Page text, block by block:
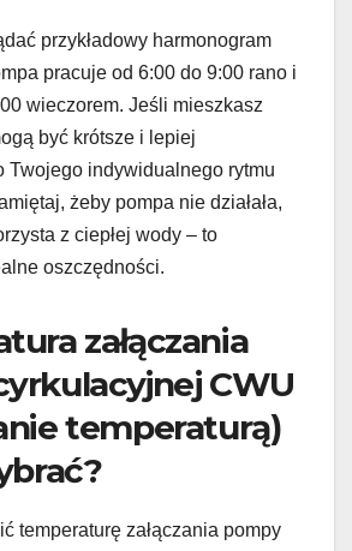
przykładowy harmonogram
pracuje od 6:00 do 9:00 rano i
wieczorem. Jeśli mieszkasz
być krótsze i lepiej
Twojego indywidualnego rytmu
żeby pompa nie działała,
z ciepłej wody – to
oszczędności.
załączania
CWU
temperaturą)
temperaturę załączania pompy